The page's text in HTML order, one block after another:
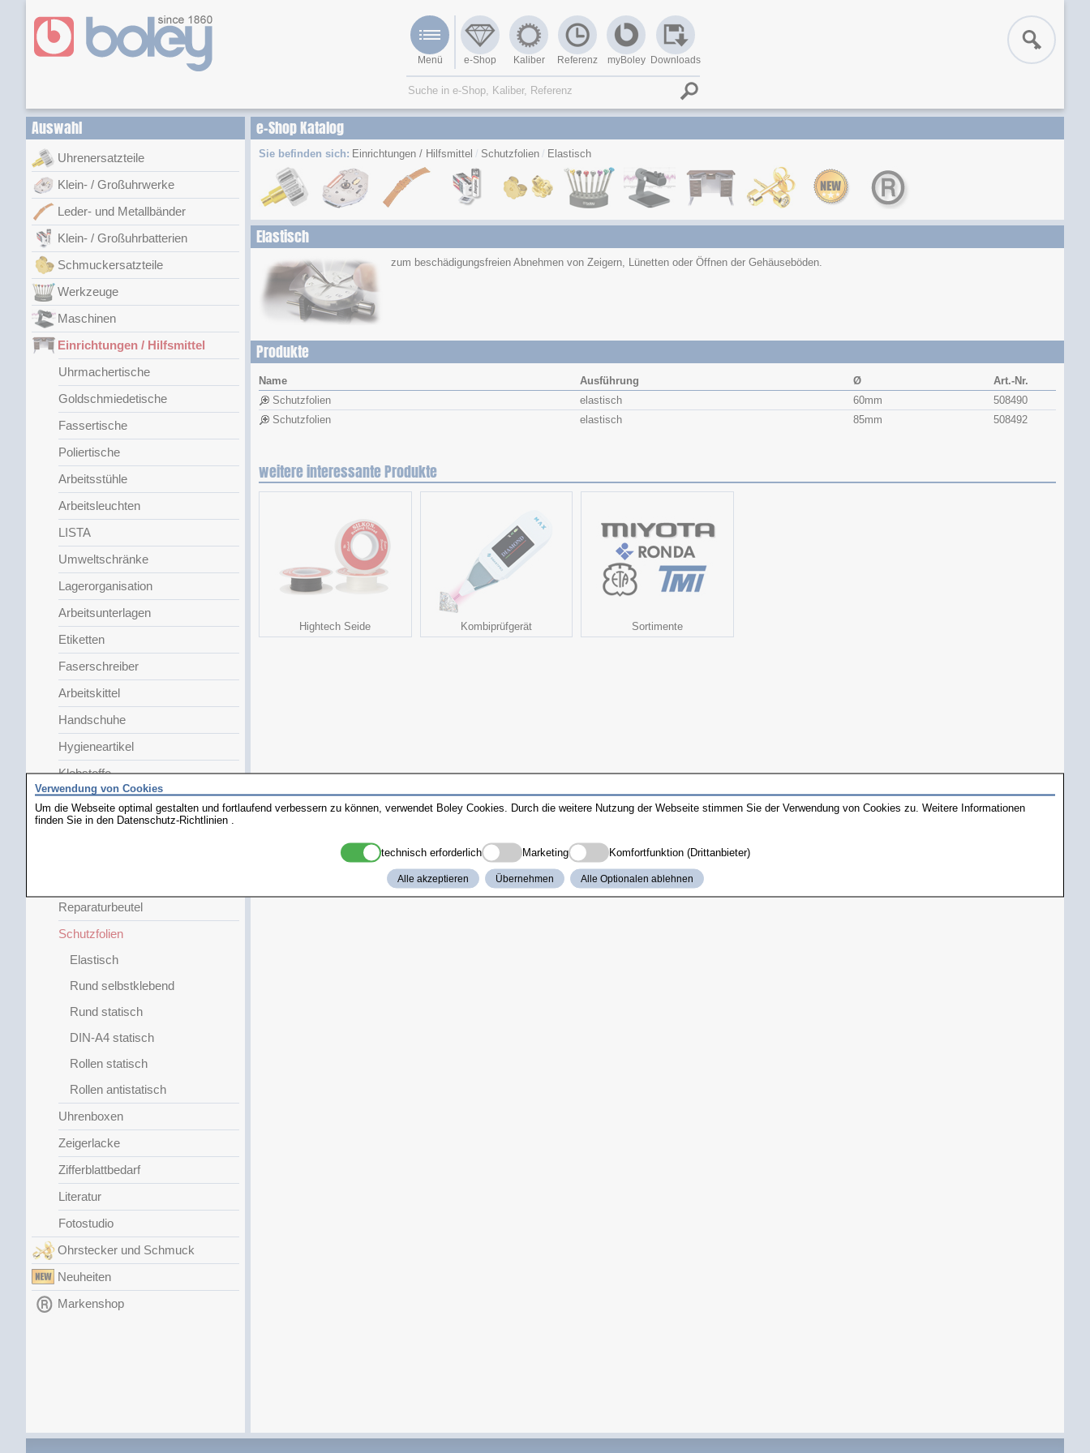
Menü e-Shop Kaliber Referenz myBoley Downloads
Auswahl
Uhrenersatzteile
Klein- / Großuhrwerke
Leder- und Metallbänder
Klein- / Großuhrbatterien
Schmuckersatzteile
Werkzeuge
Maschinen
Einrichtungen / Hilfsmittel
Uhrmachertische
Goldschmiedetische
Fassertische
Poliertische
Arbeitsstühle
Arbeitsleuchten
LISTA
Umweltschränke
Lagerorganisation
Arbeitsunterlagen
Etiketten
Faserschreiber
Arbeitskittel
Handschuhe
Hygieneartikel
Klebstoffe
Minigrip-Beutel
Pflegemittel
Reparaturbeutel
Schutzfolien
Elastisch
Rund selbstklebend
Rund statisch
DIN-A4 statisch
Rollen statisch
Rollen antistatisch
Uhrenboxen
Zeigerlacke
Zifferblattbedarf
Literatur
Fotostudio
Ohrstecker und Schmuck
Neuheiten
Markenshop
e-Shop Katalog
Sie befinden sich: Einrichtungen / Hilfsmittel Schutzfolien Elastisch
Elastisch
zum beschädigungsfreien Abnehmen von Zeigern, Lünetten oder Öffnen der Gehäuseböden.
Produkte
Name Ausführung Ø
Art.-Nr.
Schutzfolien
elastisch 60mm
508490
Schutzfolien
elastisch 85mm 508492
weitere interessante Produkte
Hightech Seide Kombiprüfgerät Sortimente
Verwendung von Cookies
Um die Webseite optimal gestalten und fortlaufend verbessern zu können, verwendet Boley Cookies. Durch die weitere Nutzung der Webseite stimmen Sie der Verwendung von Cookies zu. Weitere Informationen
finden Sie in den Datenschutz-Richtlinien
technisch erforderlich Marketing Komfortfunktion (Drittanbieter)
Alle akzeptieren Übernehmen Alle Optionalen ablehnen